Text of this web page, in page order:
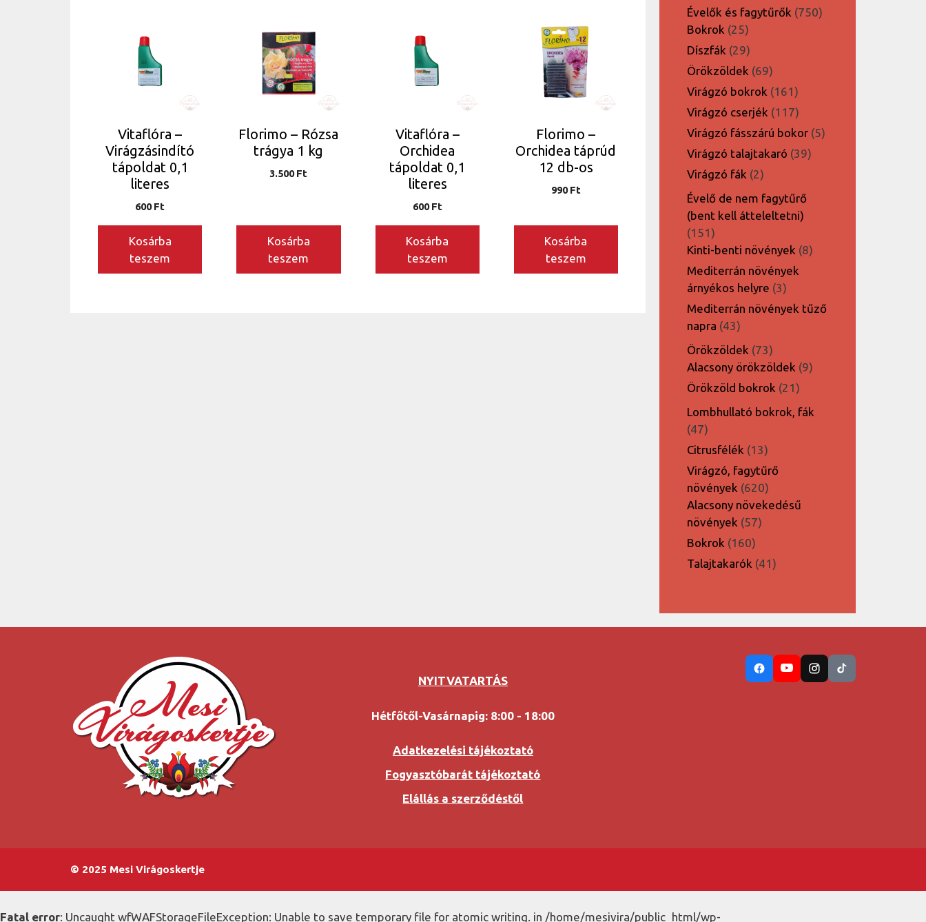
Vitaflóra –
Virágzásindító
tápoldat 0,1
literes
600Ft
Kosárba
teszem
Florimo – Rózsa
trágya 1 kg
3.500Ft
Kosárba
teszem
Vitaflóra –
Orchidea
tápoldat 0,1
literes
600Ft
Kosárba
teszem
Florimo –
Orchidea táprúd
12 db-os
990Ft
Kosárba
teszem
termék
Évelők és fagytűrők 750750
Bokrok 2525
termék
Díszfák 2929
termék
Örökzöldek 6969
termék
Virágzó bokrok 161161
termék
Virágzó cserjék 117117
termék
Virágzó fásszárú bokor 55
Virágzó talajtakaró 3939
Virágzó fák 22
termék
Évelő de nem fagytűrő
(bent kell átteleltetni)
151151
termék
Kinti-benti növények 88
Mediterrán növények
árnyékos helyre 33
termék
Mediterrán növények tűző
napra 4343
termék
Örökzöldek 7373
termék
Alacsony örökzöldek 99
Örökzöld bokrok 2121
termék
Lombhullató bokrok, fák
4747
termék
Citrusfélék 1313
termék
Virágzó, fagytűrő
növények 620620
termék
Alacsony növekedésű
növények 5757
Bokrok 160160
termék
Talajtakarók 4141
NYITVATARTÁS
Hétfőtől-Vasárnapig: 8:00 - 18:00
Adatkezelési tájékoztató
Fogyasztóbarát tájékoztató
Elállás a szerződéstől
© 2025 Mesi Virágoskertje
Fatal error: Uncaught wfWAFStorageFileException: Unable to save temporary file for atomic writing. in /home/mesivira/public_html/wp-